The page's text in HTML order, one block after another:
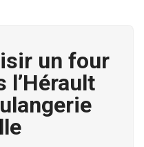
un four
l’Hérault